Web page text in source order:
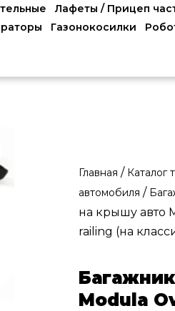
Лафеты / Прицеп
Газонокосилки
Главная / Каталог
автомобиля /
на крышу авто
railing (на
Modula